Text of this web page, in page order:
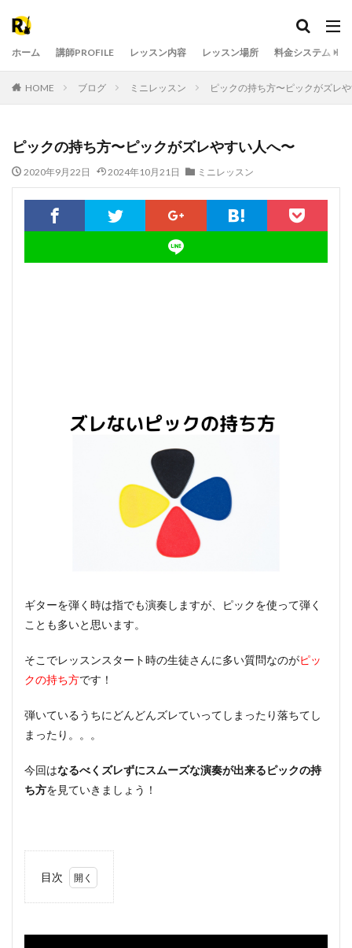
ホーム 講師PROFILE レッスン内容 レッスン場所 料金システム
HOME ブログ ミニレッスン ピックの持ち方〜ピックがズレ
ピックの持ち方〜ピックがズレやすい人へ〜
2020年9月22日 2024年10月21日 ミニレッスン
ギターを弾く時は指でも演奏しますが、ピックを使って弾く
ことも多いと思います。
そこでレッスンスタート時の生徒さんに多い質問なのがピッ
クの持ち方です！
弾いているうちにどんどんズレていってしまったり落ちてし
まったり。。。
今回はなるべくズレずにスムーズな演奏が出来るピックの持
ち方を見ていきましょう！
目次